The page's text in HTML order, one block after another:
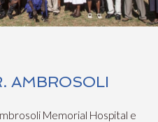
AMBROSOLI
Memorial Hospital e